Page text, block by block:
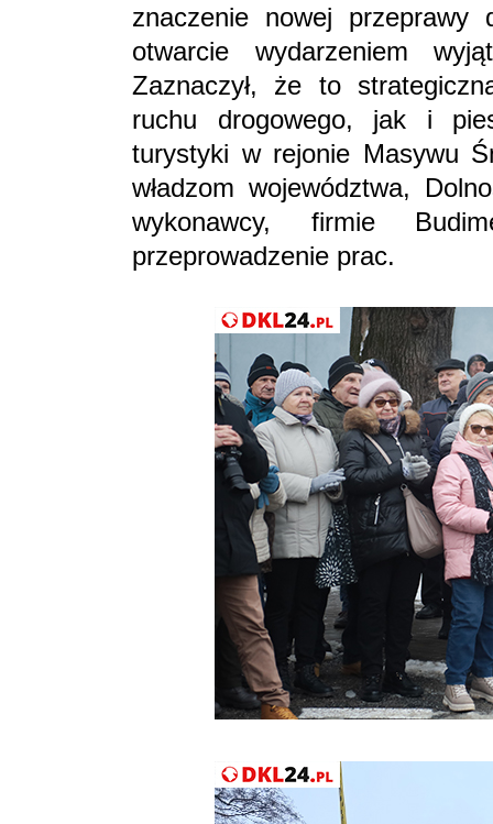
znaczenie nowej przeprawy
otwarcie wydarzeniem
Zaznaczył, że to
ruchu drogowego, jak i
turystyki w rejonie Masywu
władzom województwa,
wykonawcy, firmie
przeprowadzenie prac.